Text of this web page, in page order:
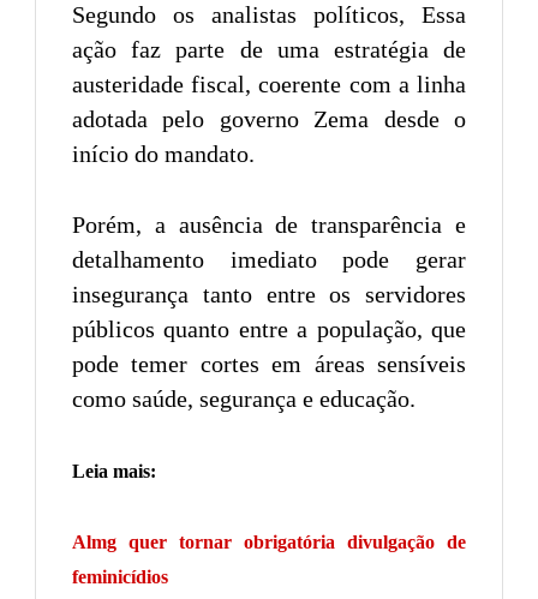
Segundo os analistas políticos, Essa
ação faz parte de uma estratégia de
austeridade fiscal, coerente com a linha
adotada pelo governo Zema desde o
início do mandato.
Porém, a ausência de transparência e
detalhamento imediato pode gerar
insegurança tanto entre os servidores
públicos quanto entre a população, que
pode temer cortes em áreas sensíveis
como saúde, segurança e educação.
Leia mais:
Almg quer tornar obrigatória divulgação de
feminicídios